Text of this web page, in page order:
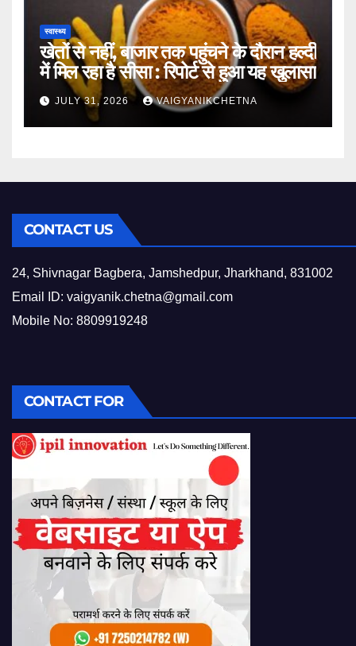
स्वास्थ्य
खेतों से नहीं, बाजार तक पहुंचने के दौरान हल्दी
में मिल रहा है सीसा : रिपोर्ट से हुआ यह खुलासा
JULY 31, 2026 VAIGYANIKCHETNA
CONTACT US
24, Shivnagar Bagbera, Jamshedpur, Jharkhand, 831002
Email ID: vaigyanik.chetna@gmail.com
Mobile No: 8809919248
CONTACT FOR